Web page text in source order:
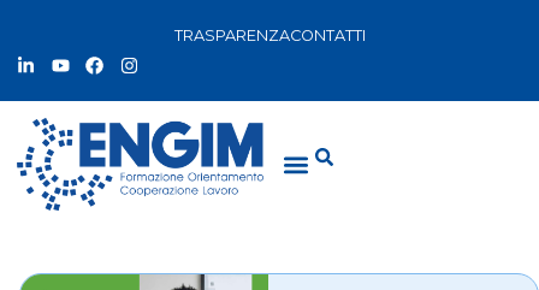
TRASPARENZACONTATTI